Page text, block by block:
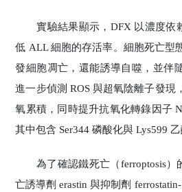
實驗結果顯示，DFX 以濃度依
低 ALL 細胞的存活率。細胞死亡型
發細胞凋亡，還能誘導自噬，並伴
進一步偵測 ROS 與超氧陰離子發現
氧累積，同時提升抗氧化轉錄因子
其中包含 Ser344 磷酸化與 Lys599 乙
為了確認鐵死亡（ferroptosis）
亡誘導劑 erastin 與抑制劑